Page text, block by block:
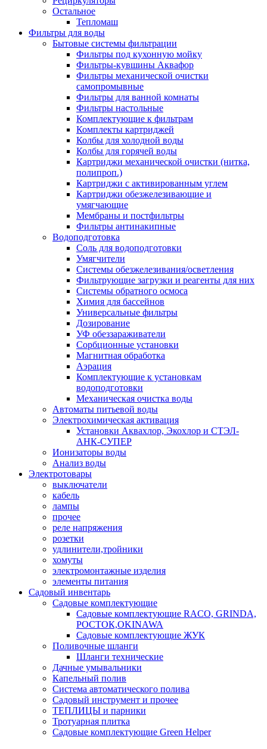
Остальное
Тепломаш
Фильтры для воды
Бытовые системы фильтрации
Фильтры под кухонную мойку
Фильтры-кувшины Аквафор
Фильтры механической очистки
самопромывные
Фильтры для ванной комнаты
Фильтры настольные
Комплектующие к фильтрам
Комплекты картриджей
Колбы для холодной воды
Колбы для горячей воды
Картриджи механической очистки (нитка,
полипроп.)
Картриджи с активированным углем
Картриджи обезжелезивающие и
умягчающие
Мембраны и постфильтры
Фильтры антинакипные
Водоподготовка
Соль для водоподготовки
Умягчители
Системы обезжелезивания/осветления
Фильтрующие загрузки и реагенты для них
Системы обратного осмоса
Химия для бассейнов
Универсальные фильтры
Дозирование
УФ обеззараживатели
Сорбционные установки
Магнитная обработка
Аэрация
Комплектующие к установкам
водоподготовки
Механическая очистка воды
Автоматы питьевой воды
Электрохимическая активация
Установки Аквахлор, Экохлор и СТЭЛ-
АНК-СУПЕР
Ионизаторы воды
Анализ воды
Электротовары
выключатели
кабель
лампы
прочее
реле напряжения
розетки
удлинители,тройники
хомуты
электромонтажные изделия
элементы питания
Садовый инвентарь
Садовые комплектующие
Садовые комплектующие RACO, GRINDA,
РОСТОК,OKINAWA
Садовые комплектующие ЖУК
Поливочные шланги
Шланги технические
Дачные умывальники
Капельный полив
Система автоматического полива
Садовый инструмент и прочее
ТЕПЛИЦЫ и парники
Тротуарная плитка
Садовые комплектующие Green Helper